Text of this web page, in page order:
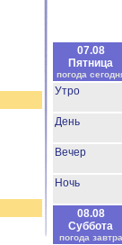
07.08
Пятница
погода
Утро
День
Вечер
Ночь
08.08
Суббота
погода завтра